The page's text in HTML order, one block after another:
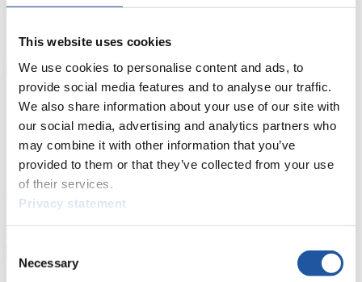
This website uses cookies
We use cookies to personalise content and ads, to
provide social media features and to analyse our traffic.
We also share information about your use of our site with
our social media, advertising and analytics partners who
may combine it with other information that you’ve
provided to them or that they’ve collected from your use
of their services.
Privacy statement
Selection
Necessary
Für Presse- und Medienvertreter
Hier finden Sie Informationen für Presse- und Medienvertreter. Sie
haben Zugriff auf Athletenbiographien und Informationen zu
Wettkämpfen. Außerdem können Sie Ihre Medienakkreditierung
beantragen, die Grundregeln des Rennrodelsports einsehen und
>> Weiter